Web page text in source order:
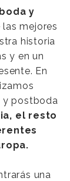
y
mejores
historia
y en un
En
y postboda
el resto
una